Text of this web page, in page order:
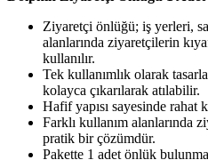
Ziyaretçi önlüğü; iş yerleri,
alanlarında ziyaretçilerin
kullanılır.
Tek kullanımlık olarak
kolayca çıkarılarak atılabilir.
Hafif yapısı sayesinde rahat
Farklı kullanım alanlarında
pratik bir çözümdür.
Pakette 1 adet önlük